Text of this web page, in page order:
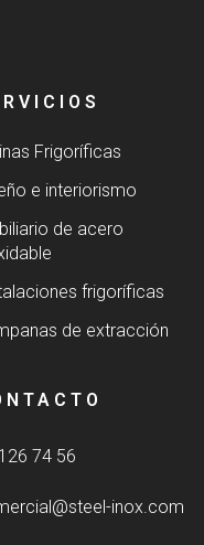
Frigoríficas
e interiorismo
de acero
frigoríficas
de extracción
74 56
inox.com